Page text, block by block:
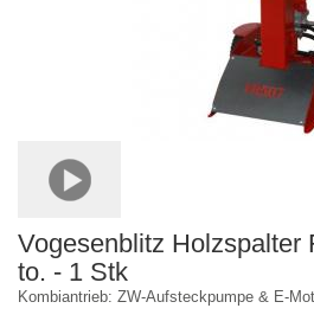
Vogesenblitz Holzspalter
to. - 1 Stk
Kombiantrieb: ZW-Aufsteckpumpe & E-